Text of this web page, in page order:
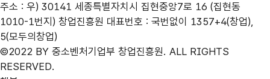
주소 : 우) 30141 세종특별자치시 집현중앙7로 16 (집현동
1010-1번지) 창업진흥원 대표번호 : 국번없이 1357+4(창업),
5(모두의창업)
©2022 BY 중소벤처기업부 창업진흥원. ALL RIGHTS
RESERVED.